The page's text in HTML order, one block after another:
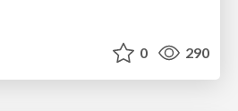
0 290